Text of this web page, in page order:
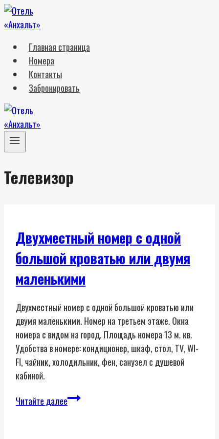
Перейти
к
Главная страница
Номера
Контакты
Забронировать
Телевизор
Двухместный номер с одной
большой кроватью или двумя
маленькими
Двухместный номер с одной большой кроватью или
двумя маленькими. Номер на третьем этаже. Окна
номера с видом на город. Площадь номера 13 м. кв.
Удобства в номере: кондиционер, шкаф, стол, TV, WI-
FI, чайник, холодильник, фен, санузел с душевой
кабиной.
Читайте далееДвухместный